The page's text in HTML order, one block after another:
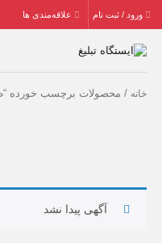
ورود / ثبت نام علاقه‌مندی ها
خانه / محصولات برچسب خورده
آگهی پیدا نشد